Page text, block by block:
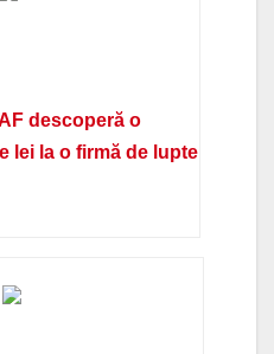
descoperă o
lei la o firmă de lupte